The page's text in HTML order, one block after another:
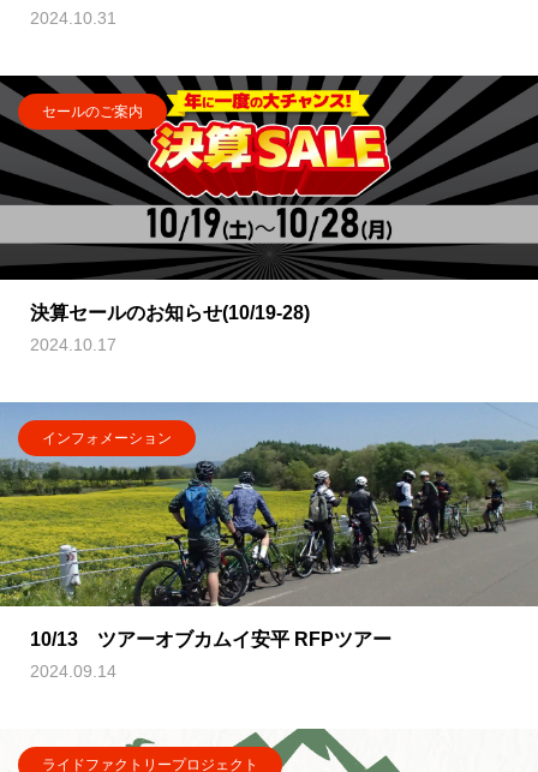
2024.10.31
セールのご案内
決算セールのお知らせ(10/19-28)
2024.10.17
インフォメーション
10/13 ツアーオブカムイ安平 RFPツアー
2024.09.14
ライドファクトリープロジェクト